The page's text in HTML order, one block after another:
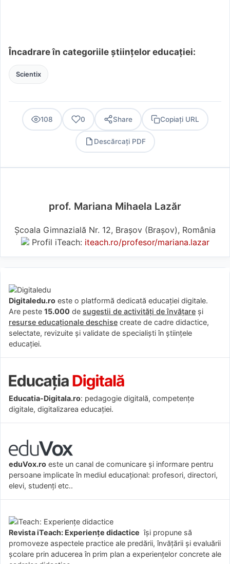
Încadrare în categoriile științelor educației:
Scientix
108 0 Share Copiați URL
Descărcați PDF
prof. Mariana Mihaela Lazăr
Școala Gimnazială Nr. 12, Brașov (Braşov), România
Profil iTeach: iteach.ro/profesor/mariana.lazar
Digitaledu.ro este o platformă dedicată educației digitale.
Are peste 15.000 de sugestii de activități de învățare și
resurse educaționale deschise create de cadre didactice,
selectate, revizuite și validate de specialiști în științele
educației.
Educatia-Digitala.ro: pedagogie digitală, competențe
digitale, digitalizarea educației.
eduVox.ro este un canal de comunicare și informare pentru
persoane implicate în mediul educațional: profesori, directori,
elevi, studenți etc..
Revista iTeach: Experienţe didactice îşi propune să
promoveze aspectele practice ale predării, învăţării şi evaluării
şcolare prin aducerea în prim plan a experienţelor concrete ale